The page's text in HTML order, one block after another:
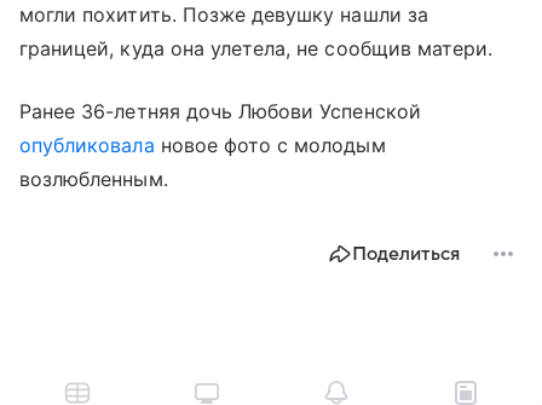
могли похитить. Позже девушку нашли за
границей, куда она улетела, не сообщив матери.
Ранее 36-летняя дочь Любови Успенской
опубликовала новое фото с молодым
возлюбленным.
Поделиться